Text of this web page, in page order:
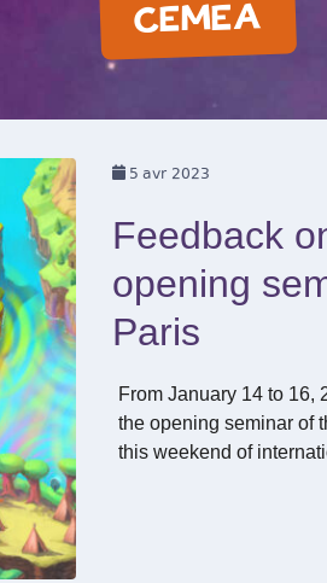
CEMEA
5 avr 2023
Feedback
opening
Paris
From January 14 to 16,
the opening seminar of
this weekend of